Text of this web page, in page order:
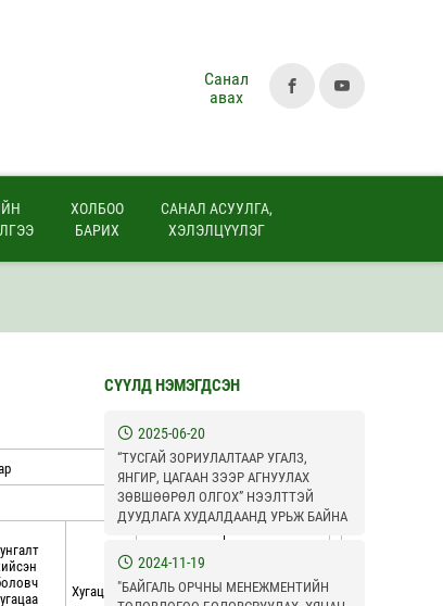
Санал
авах
ХОЛБОО
БАРИХ
САНАЛ АСУУЛГА,
ХЭЛЭЛЦҮҮЛЭГ
ӨГСХ-ийн
Хугацаа
Шийдвэрлэх
СҮҮЛД НЭМЭГДСЭН
2025-06-20
“ТУСГАЙ ЗОРИУЛАЛТААР УГАЛЗ,
ЯНГИР, ЦАГААН ЗЭЭР АГНУУЛАХ
ЗӨВШӨӨРӨЛ ОЛГОХ” НЭЭЛТТЭЙ
ДУУДЛАГА ХУДАЛДААНД УРЬЖ БАЙНА
2024-11-19
"БАЙГАЛЬ ОРЧНЫ МЕНЕЖМЕНТИЙН